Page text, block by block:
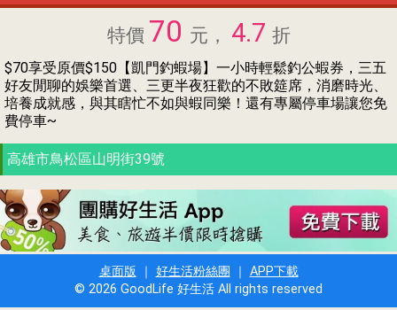
特價 70 元， 4.7 折
$70享受原價$150【凱門釣蝦場】一小時輕鬆釣公蝦券，三五
好友閒聊的娛樂首選、三更半夜狂歡的不敗筵席，消磨時光、
培養成就感，與其瞎忙不如與蝦同樂！還有專屬停車場讓您免
費停車~
高雄市鳥松區山明街39號
桌面版 ｜ 好生活粉絲團 ｜ APP下載
© 2026 GoodLife 好生活 All rights reserved